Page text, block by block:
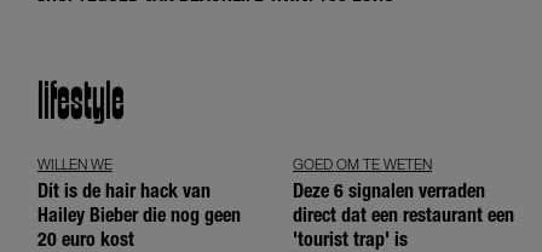
lifestyle
WILLEN WE
Dít is de hair hack van
Hailey Bieber die nog geen
20 euro kost
GOED OM TE WETEN
Deze 6 signalen verraden
direct dat een restaurant een
'tourist trap' is